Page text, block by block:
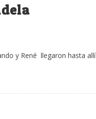
y René llegaron hasta allí